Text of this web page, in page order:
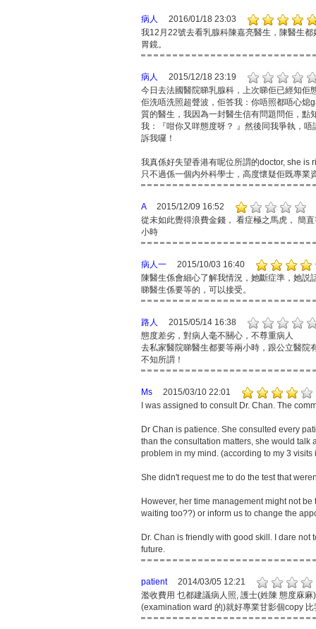
病人
2016/01/18 23:03
我12月22號去看乳腺科陳嘉亮醫生，陳醫生
胃鏡。
病人
2015/12/18 23:19
今日去法國醫院睇乳腺科，上次睇佢已經知佢
佢洗唔洗照超聲波，佢答我：你唔照都唔心
質的醫生，我因為一封醫生信有問題問佢，點
我：『咁你又咩態度呀？ 』然後同我爭執，
訴我囉！
我真係好失望香港有呢位所謂的doctor, she
只不過係一個内外科學士，高度懷疑佢既專
A
2015/12/09 16:52
從未如此覺得浪費金錢， 看症極之馬虎， 簡
小時
病人一
2015/10/03 16:40
陳醫生係會細心了解我情況，她斷症準，她
睇醫生係要等的，可以接受。
路人
2015/05/14 16:38
態度差劣，對病人毫不關心，不尊重病人
去私家醫院睇醫生都要等兩小時，跟公立醫院
不知所謂！
Ms
2015/03/10 22:01
I was assigned to consult Dr. Chan. The
Dr Chan is patience. She consulted every
than the consultation matters, she would talk
problem in my mind. (according to my 3 visits
She didn't request me to do the test that
However, her time management might not
waiting too??) or inform us to change the
Dr. Chan is friendly with good skill. I dare
future.
patient
2014/03/05 12:21
濫收費用 乜都建議病人照, 護士(姓陳 態度庥
(examination ward 的)就好專業甘影個copy 比